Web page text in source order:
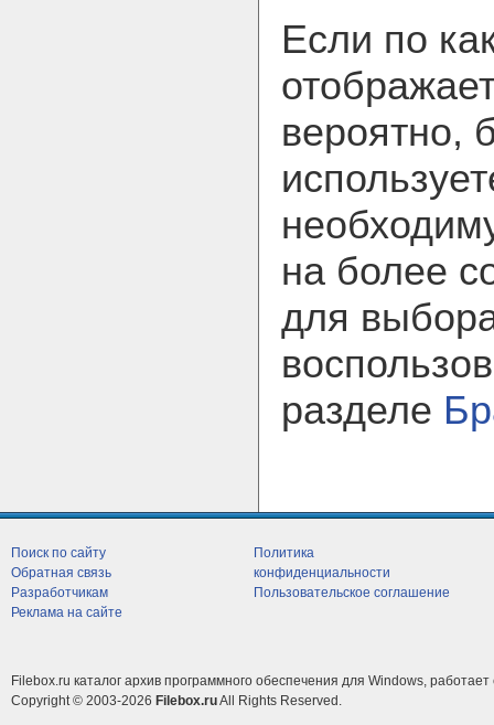
Если по
вероятно,
на более
для
разделе
Поиск по сайту
Обратная связь
Разработчикам
Реклама на сайте
Политика
конфиденциальности
Пользовательское соглашение
Filebox.ru каталог архив программного обеспечения для Windows, работает
Copyright © 2003-2026 Filebox.ruAll Rights Reserved.